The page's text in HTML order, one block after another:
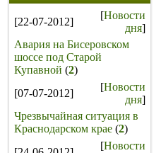
[22-07-2012]
[Новости
дня]
Авария на Бисеровском
шоссе под Старой
Купавной (2)
[07-07-2012]
[Новости
дня]
Чрезвычайная ситуация в
Краснодарском крае (2)
[Новости